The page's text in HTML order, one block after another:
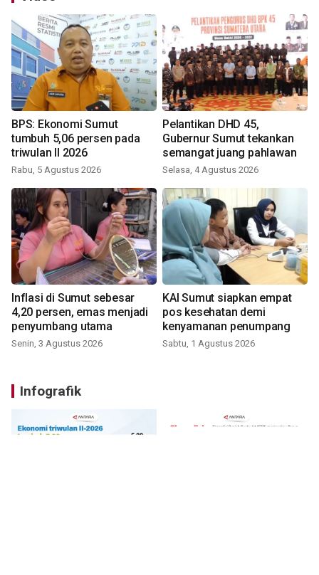
BPS: Ekonomi Sumut
tumbuh 5,06 persen pada
triwulan II 2026
Rabu, 5 Agustus 2026
Pelantikan DHD 45,
Gubernur Sumut tekankan
semangat juang pahlawan
Selasa, 4 Agustus 2026
Inflasi di Sumut sebesar
4,20 persen, emas menjadi
penyumbang utama
Senin, 3 Agustus 2026
KAI Sumut siapkan empat
pos kesehatan demi
kenyamanan penumpang
Sabtu, 1 Agustus 2026
Infografik